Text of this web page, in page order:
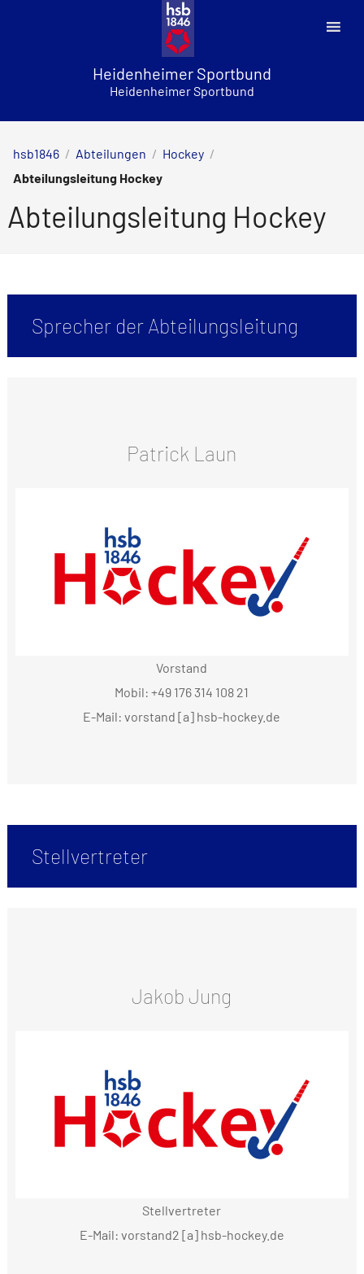
Heidenheimer Sportbund
Heidenheimer Sportbund
hsb1846 / Abteilungen / Hockey /
Abteilungsleitung Hockey
Abteilungsleitung Hockey
Sprecher der Abteilungsleitung
Patrick Laun
Vorstand
Mobil: +49 176 314 108 21
E-Mail: vorstand [a] hsb-hockey.de
Stellvertreter
Jakob Jung
Stellvertreter
E-Mail: vorstand2 [a] hsb-hockey.de